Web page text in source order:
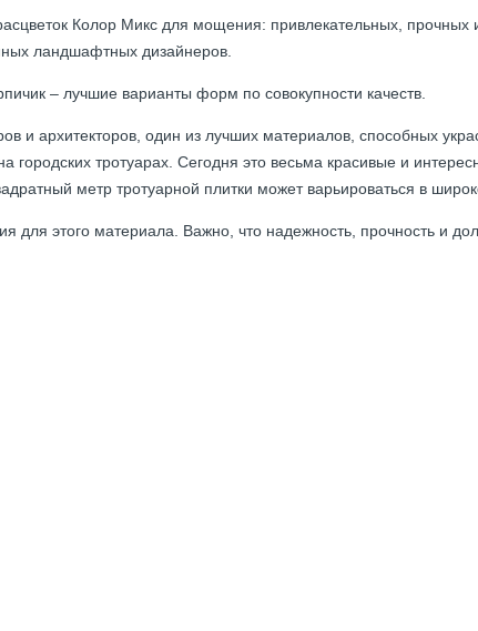
Колор Микс для мощения: привлекательных, прочных
ландшафтных дизайнеров.
– лучшие варианты форм по совокупности качеств.
архитекторов, один из лучших материалов, способных
городских тротуарах. Сегодня это весьма красивые и
метр тротуарной плитки может варьироваться в
для этого материала. Важно, что надежность, прочность и